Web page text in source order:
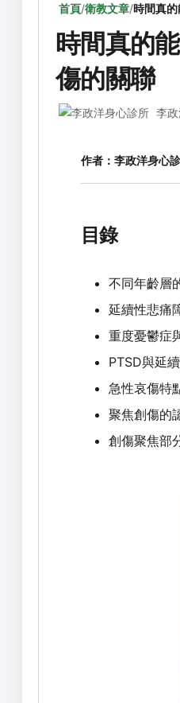
首頁/衛教文章/時間真
時間真的
傷的關聯
李
作者： 李政洋身心
目錄
不同年齡層
延續性悲痛
重度憂鬱症
PTSD與延
急性哀傷特
聚焦創傷的
創傷聚焦部